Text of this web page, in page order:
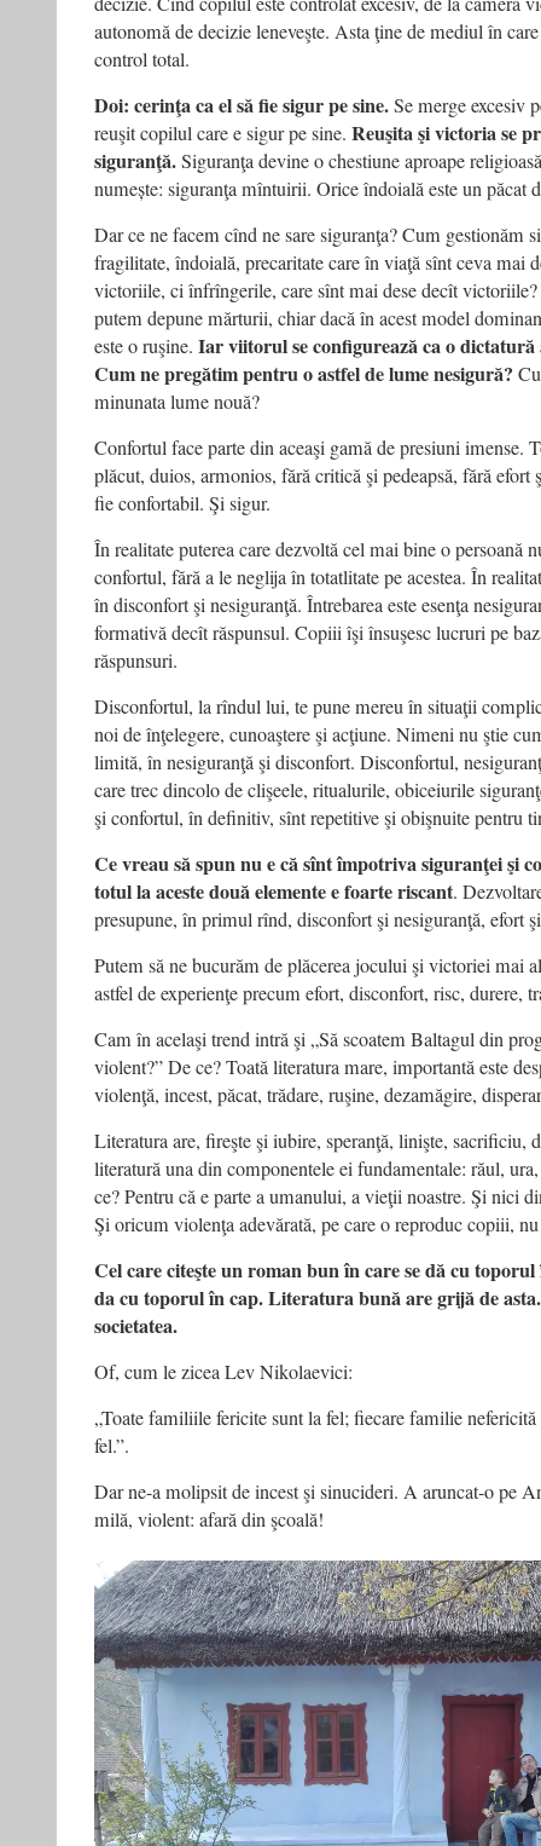
autonomă de decizie leneveşte. Asta ţine de mediul în
control total.
Doi: cerinţa ca el să fie sigur pe sine.Se merge excesiv
reuşit copilul care e sigur pe sine. Reuşita şi victoria se
siguranţă.Siguranţa devine o chestiune aproape
numește: siguranţa mîntuirii. Orice îndoială este un păcat
Dar ce ne facem cînd ne sare siguranţa? Cum gestionăm
fragilitate, îndoială, precaritate care în viaţă sînt ceva mai
victoriile, ci înfrîngerile, care sînt mai dese decît
putem depune mărturii, chiar dacă în acest model
este o ruşine. Iar viitorul se configurează ca o
Cum ne pregătim pentru o astfel de lume nesigură?
minunata lume nouă?
Confortul face parte din aceaşi gamă de presiuni imense.
plăcut, duios, armonios, fără critică şi pedeapsă, fără efort
fie confortabil. Şi sigur.
În realitate puterea care dezvoltă cel mai bine o persoană
confortul, fără a le neglija în totatlitate pe acestea. În
în disconfort şi nesiguranţă. Întrebarea este esenţa
formativă decît răspunsul. Copiii îşi însuşesc lucruri pe
răspunsuri.
Disconfortul, la rîndul lui, te pune mereu în situaţii
noi de înţelegere, cunoaştere şi acţiune. Nimeni nu ştie
limită, în nesiguranţă şi disconfort. Disconfortul,
care trec dincolo de clişeele, ritualurile, obiceiurile
şi confortul, în definitiv, sînt repetitive şi obişnuite pentru
Ce vreau să spun nu e că sînt împotriva siguranţei şi
totul la aceste două elemente e foarte riscant.
presupune, în primul rînd, disconfort şi nesiguranţă, efort
Putem să ne bucurăm de plăcerea jocului şi victoriei mai
astfel de experienţe precum efort, disconfort, risc, durere,
Cam în acelaşi trend intră şi „Să scoatem Baltagul din
violent?” De ce? Toată literatura mare, importantă este
violenţă, incest, păcat, trădare, ruşine, dezamăgire,
Literatura are, fireşte şi iubire, speranţă, linişte, sacrificiu,
literatură una din componentele ei fundamentale: răul,
ce? Pentru că e parte a umanului, a vieţii noastre. Şi nici
Şi oricum violenţa adevărată, pe care o reproduc copiii,
Cel care citeşte un roman bun în care se dă cu
da cu toporul în cap. Literatura bună are grijă de
societatea.
Of, cum le zicea Lev Nikolaevici:
„Toate familiile fericite sunt la fel; fiecare familie
fel.”.
Dar ne-a molipsit de incest şi sinucideri. A aruncat-o pe
milă, violent: afară din şcoală!